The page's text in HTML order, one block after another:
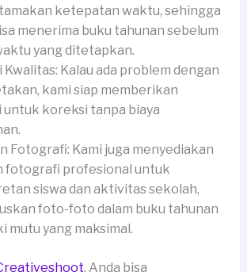
ketepatan waktu, sehingga
menerima buku tahunan sebelum
yang ditetapkan.
Kwalitas: Kalau ada problem dengan
kami siap memberikan
untuk koreksi tanpa biaya
Fotografi: Kami juga menyediakan
fotografi profesional untuk
siswa dan aktivitas sekolah,
foto-foto dalam buku tahunan
mutu yang maksimal.
, Anda bisa